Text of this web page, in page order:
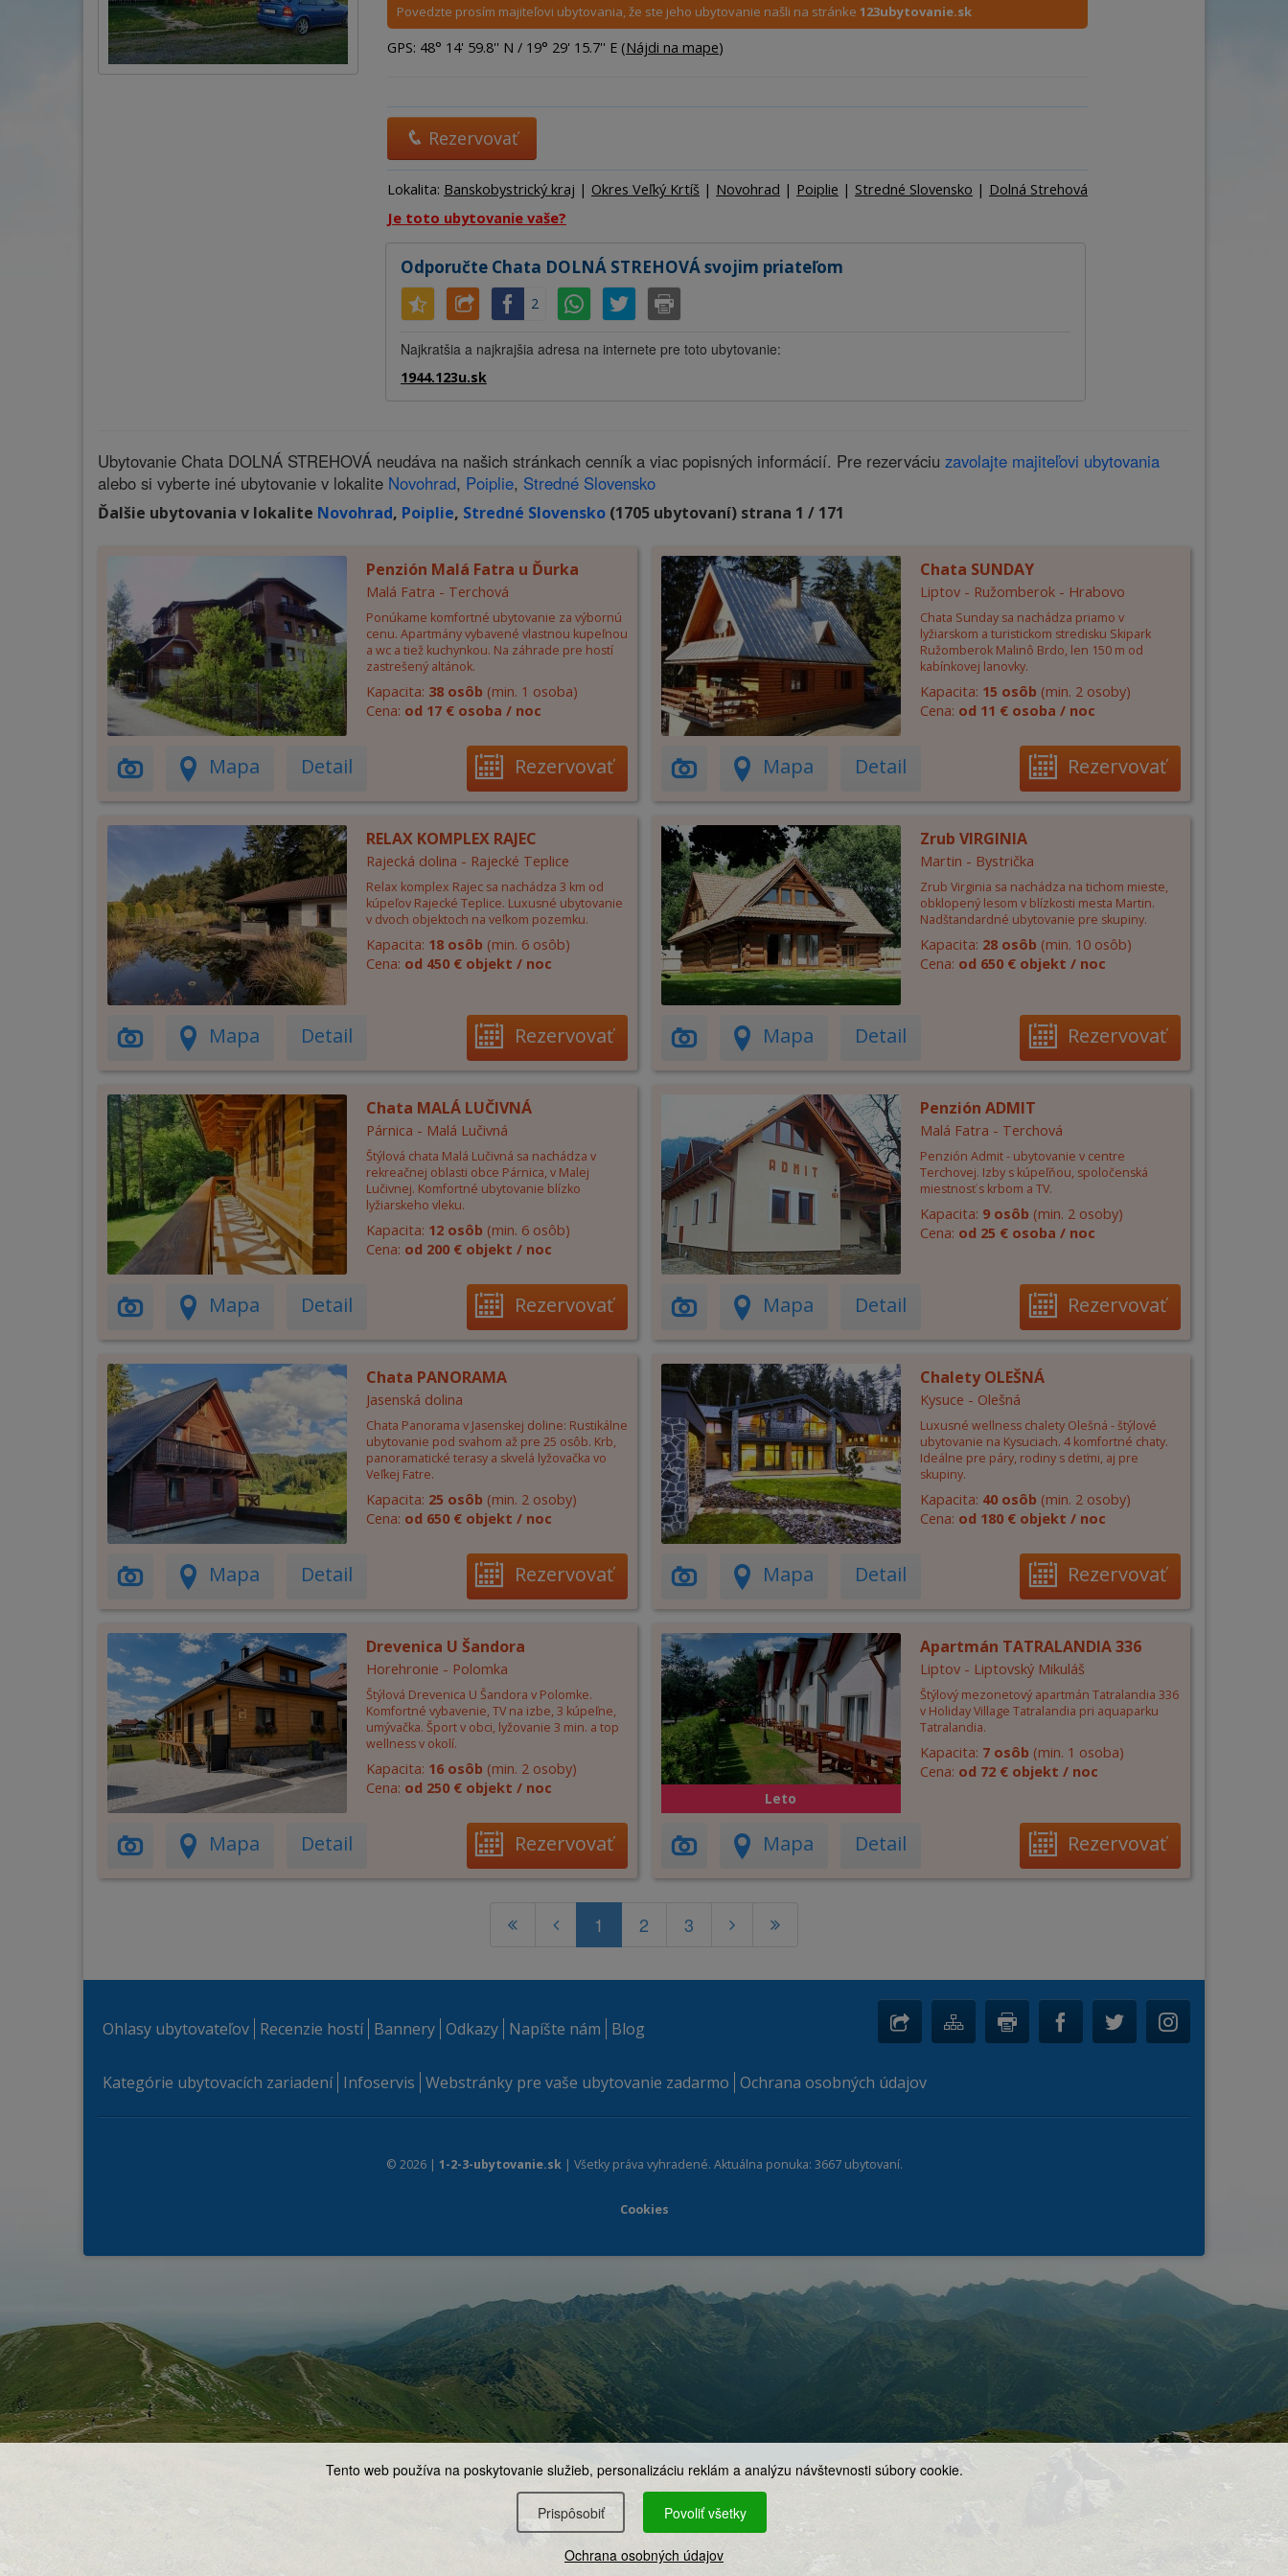
Tento web používa na poskytovanie služieb, personalizáciu reklám a analýzu návštevnosti súbory cookie.
Prispôsobiť Povoliť všetky
Ochrana osobných údajov
Hotel
Povedzte prosím majiteľovi ubytovania, že ste jeho ubytovanie našli na stránke 123ubytovanie.sk
GPS: 48° 14' 59.8'' N / 19° 29' 15.7'' E (Nájdi na mape)
Rezervovať
Lokalita: Banskobystrický kraj | Okres Veľký Krtíš | Novohrad | Poiplie | Stredné Slovensko | Dolná Strehová
Je toto ubytovanie vaše?
Odporučte Chata DOLNÁ STREHOVÁ svojim priateľom
2
Najkratšia a najkrajšia adresa na internete pre toto ubytovanie:
1944.123u.sk
Ubytovanie Chata DOLNÁ STREHOVÁ neudáva na našich stránkach cenník a viac popisných informácií. Pre rezerváciu zavolajte majiteľovi ubytovania
alebo si vyberte iné ubytovanie v lokalite Novohrad, Poiplie, Stredné Slovensko
Ďalšie ubytovania v lokalite Novohrad, Poiplie, Stredné Slovensko (1705 ubytovaní) strana 1 / 171
Penzión Malá Fatra u Ďurka
Malá Fatra - Terchová
Ponúkame komfortné ubytovanie za výbornú
cenu. Apartmány vybavené vlastnou kupeľnou
a wc a tiež kuchynkou. Na záhrade pre hostí
zastrešený altánok.
Kapacita: 38 osôb (min. 1 osoba)
Cena: od 17 € osoba / noc
Mapa Detail Rezervovať
Chata SUNDAY
Liptov - Ružomberok - Hrabovo
Chata Sunday sa nachádza priamo v
lyžiarskom a turistickom stredisku Skipark
Ružomberok Malinô Brdo, len 150 m od
kabínkovej lanovky.
Kapacita: 15 osôb (min. 2 osoby)
Cena: od 11 € osoba / noc
Mapa Detail Rezervovať
RELAX KOMPLEX RAJEC
Rajecká dolina - Rajecké Teplice
Relax komplex Rajec sa nachádza 3 km od
kúpeľov Rajecké Teplice. Luxusné ubytovanie
v dvoch objektoch na veľkom pozemku.
Kapacita: 18 osôb (min. 6 osôb)
Cena: od 450 € objekt / noc
Mapa Detail Rezervovať
Zrub VIRGINIA
Martin - Bystrička
Zrub Virginia sa nachádza na tichom mieste,
obklopený lesom v blízkosti mesta Martin.
Nadštandardné ubytovanie pre skupiny.
Kapacita: 28 osôb (min. 10 osôb)
Cena: od 650 € objekt / noc
Mapa Detail Rezervovať
Chata MALÁ LUČIVNÁ
Párnica - Malá Lučivná
Štýlová chata Malá Lučivná sa nachádza v
rekreačnej oblasti obce Párnica, v Malej
Lučivnej. Komfortné ubytovanie blízko
lyžiarskeho vleku.
Kapacita: 12 osôb (min. 6 osôb)
Cena: od 200 € objekt / noc
Mapa Detail Rezervovať
Penzión ADMIT
Malá Fatra - Terchová
Penzión Admit - ubytovanie v centre
Terchovej. Izby s kúpeľňou, spoločenská
miestnosť s krbom a TV.
Kapacita: 9 osôb (min. 2 osoby)
Cena: od 25 € osoba / noc
Mapa Detail Rezervovať
Chata PANORAMA
Jasenská dolina
Chata Panorama v Jasenskej doline: Rustikálne
ubytovanie pod svahom až pre 25 osôb. Krb,
panoramatické terasy a skvelá lyžovačka vo
Veľkej Fatre.
Kapacita: 25 osôb (min. 2 osoby)
Cena: od 650 € objekt / noc
Mapa Detail Rezervovať
Chalety OLEŠNÁ
Kysuce - Olešná
Luxusné wellness chalety Olešná - štýlové
ubytovanie na Kysuciach. 4 komfortné chaty.
Ideálne pre páry, rodiny s deťmi, aj pre
skupiny.
Kapacita: 40 osôb (min. 2 osoby)
Cena: od 180 € objekt / noc
Mapa Detail Rezervovať
Drevenica U Šandora
Horehronie - Polomka
Štýlová Drevenica U Šandora v Polomke.
Komfortné vybavenie, TV na izbe, 3 kúpeľne,
umývačka. Šport v obci, lyžovanie 3 min. a top
wellness v okolí.
Kapacita: 16 osôb (min. 2 osoby)
Cena: od 250 € objekt / noc
Mapa Detail Rezervovať
Leto
Apartmán TATRALANDIA 336
Liptov - Liptovský Mikuláš
Štýlový mezonetový apartmán Tatralandia 336
v Holiday Village Tatralandia pri aquaparku
Tatralandia.
Kapacita: 7 osôb (min. 1 osoba)
Cena: od 72 € objekt / noc
Mapa Detail Rezervovať
1 2 3
Ohlasy ubytovateľov Recenzie hostí Bannery Odkazy Napíšte nám Blog
Kategórie ubytovacích zariadení Infoservis Webstránky pre vaše ubytovanie zadarmo Ochrana osobných údajov
© 2026 | 1-2-3-ubytovanie.sk| Všetky práva vyhradené. Aktuálna ponuka: 3667 ubytovaní.
Cookies